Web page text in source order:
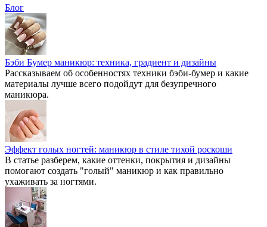
Блог
Бэби Бумер маникюр: техника, градиент и дизайны
Рассказываем об особенностях техники бэби-бумер и какие
материалы лучше всего подойдут для безупречного
маникюра.
Эффект голых ногтей: маникюр в стиле тихой роскоши
В статье разберем, какие оттенки, покрытия и дизайны
помогают создать "голый" маникюр и как правильно
ухаживать за ногтями.